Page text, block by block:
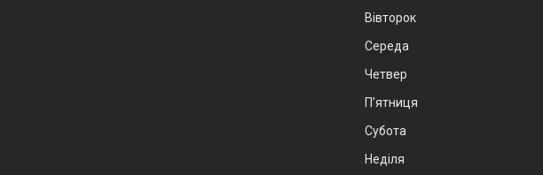
Вівторок
Середа
Четвер
Пʼятниця
Субота
Неділя